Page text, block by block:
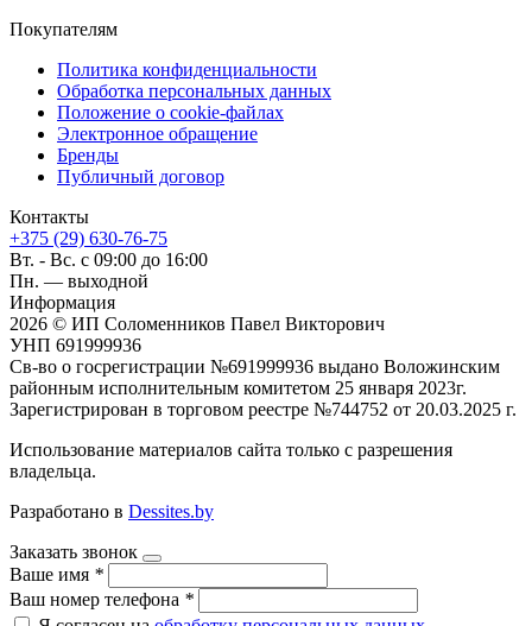
Покупателям
Политика конфиденциальности
Обработка персональных данных
Положение о cookie-файлах
Электронное обращение
Бренды
Публичный договор
Контакты
+375 (29) 630-76-75
Вт. - Вс. с 09:00 до 16:00
Пн. — выходной
Информация
2026 © ИП Соломенников Павел Викторович
УНП 691999936
Св-во о госрегистрации №691999936 выдано Воложинским
районным исполнительным комитетом 25 января 2023г.
Зарегистрирован в торговом реестре №744752 от 20.03.2025 г.
Использование материалов сайта только с разрешения
владельца.
Разработано в Dessites.by
Заказать звонок
Ваше имя *
Ваш номер телефона *